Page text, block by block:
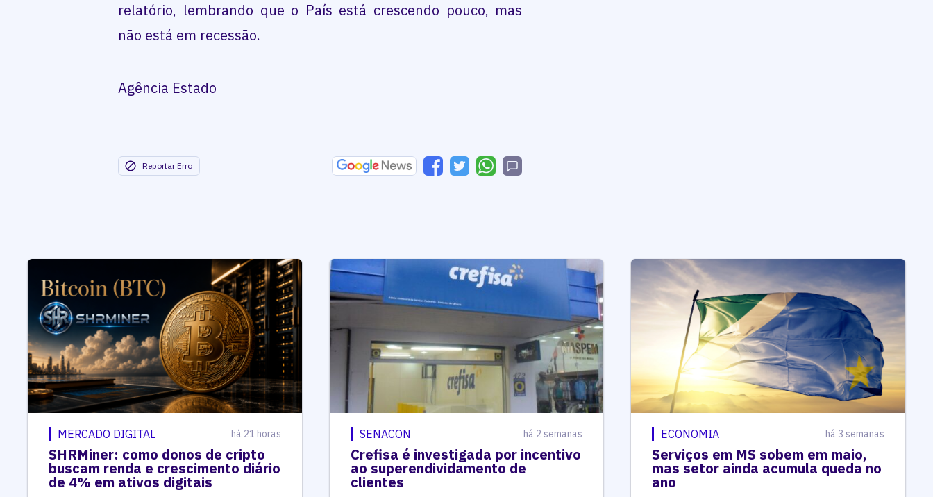
relatório, lembrando que o País está crescendo pouco, mas
não está em recessão.
Agência Estado
Reportar Erro
MERCADO DIGITAL há 21 horas
SHRMiner: como donos de cripto
buscam renda e crescimento diário
de 4% em ativos digitais
SENACON há 2 semanas
Crefisa é investigada por incentivo
ao superendividamento de
clientes
ECONOMIA há 3 semanas
Serviços em MS sobem em maio,
mas setor ainda acumula queda no
ano